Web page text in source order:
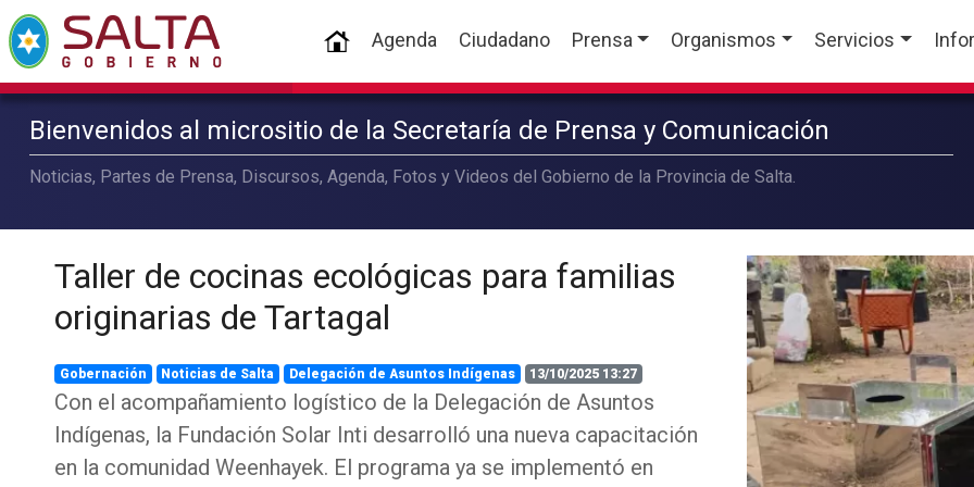
(current)
Agenda Ciudadano Prensa Organismos Servicios
Bienvenidos al micrositio de la Secretaría de Prensa y Comunicación
Noticias, Partes de Prensa, Discursos, Agenda, Fotos y Videos del Gobierno de la Provincia de Salta.
Taller de cocinas ecológicas para familias
originarias de Tartagal
Gobernación Noticias de Salta Delegación de Asuntos Indígenas 13/10/2025 13:27
Con el acompañamiento logístico de la Delegación de Asuntos
Indígenas, la Fundación Solar Inti desarrolló una nueva capacitación
en la comunidad Weenhayek. El programa ya se implementó en